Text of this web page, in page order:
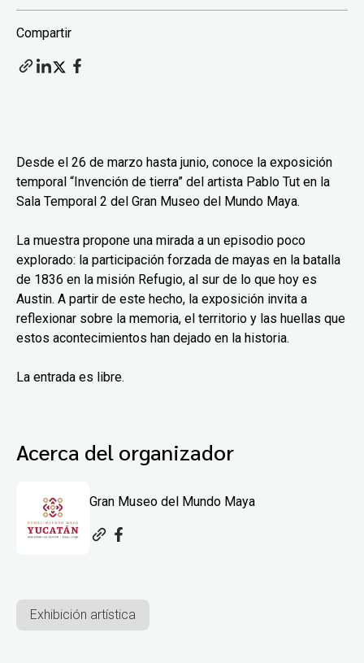
Compartir
Desde el 26 de marzo hasta junio, conoce la exposición
temporal “Invención de tierra” del artista Pablo Tut en la
Sala Temporal 2 del Gran Museo del Mundo Maya.
La muestra propone una mirada a un episodio poco
explorado: la participación forzada de mayas en la batalla
de 1836 en la misión Refugio, al sur de lo que hoy es
Austin. A partir de este hecho, la exposición invita a
reflexionar sobre la memoria, el territorio y las huellas que
estos acontecimientos han dejado en la historia.
La entrada es libre.
Acerca del organizador
Gran Museo del Mundo Maya
Exhibición artística